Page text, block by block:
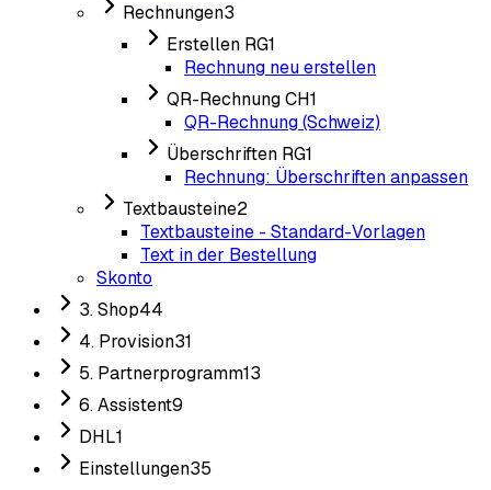
Rechnungen3
Erstellen RG1
Rechnung neu erstellen
QR-Rechnung CH1
QR-Rechnung (Schweiz)
Überschriften RG1
Rechnung: Überschriften anpassen
Textbausteine2
Textbausteine - Standard-Vorlagen
Text in der Bestellung
Skonto
3. Shop44
4. Provision31
5. Partnerprogramm13
6. Assistent9
DHL1
Einstellungen35